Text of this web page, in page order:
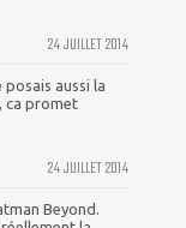
24 JUILLET 2014
aussi la
ca promet
24 JUILLET 2014
Beyond.